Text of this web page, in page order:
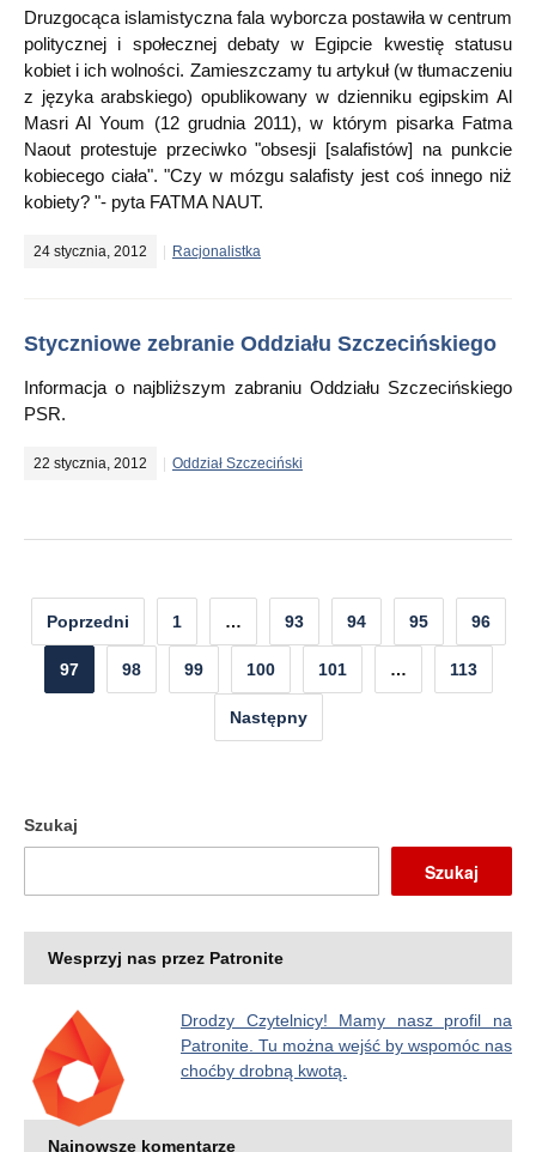
Druzgocąca islamistyczna fala wyborcza postawiła w centrum
politycznej i społecznej debaty w Egipcie kwestię statusu
kobiet i ich wolności. Zamieszczamy tu artykuł (w tłumaczeniu
z języka arabskiego) opublikowany w dzienniku egipskim Al
Masri Al Youm (12 grudnia 2011), w którym pisarka Fatma
Naout protestuje przeciwko "obsesji [salafistów] na punkcie
kobiecego ciała". "Czy w mózgu salafisty jest coś innego niż
kobiety? "- pyta FATMA NAUT.
24 stycznia, 2012 Racjonalistka
Styczniowe zebranie Oddziału Szczecińskiego
Informacja o najbliższym zabraniu Oddziału Szczecińskiego
PSR.
22 stycznia, 2012 Oddział Szczeciński
Nawigacja
po
Poprzedni 1 … 93 94 95 96
97 98 99 100 101 … 113
Następny
Szukaj
Szukaj
Wesprzyj nas przez Patronite
Drodzy Czytelnicy! Mamy nasz profil na
Patronite. Tu można wejść by wspomóc nas
choćby drobną kwotą.
Najnowsze komentarze